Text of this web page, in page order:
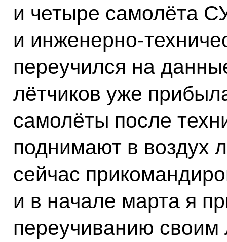
и четыре самолёта
и инженерно-
переучился на
лётчиков уже
самолёты после
поднимают в воздух
сейчас
и в начале марта я
переучиванию